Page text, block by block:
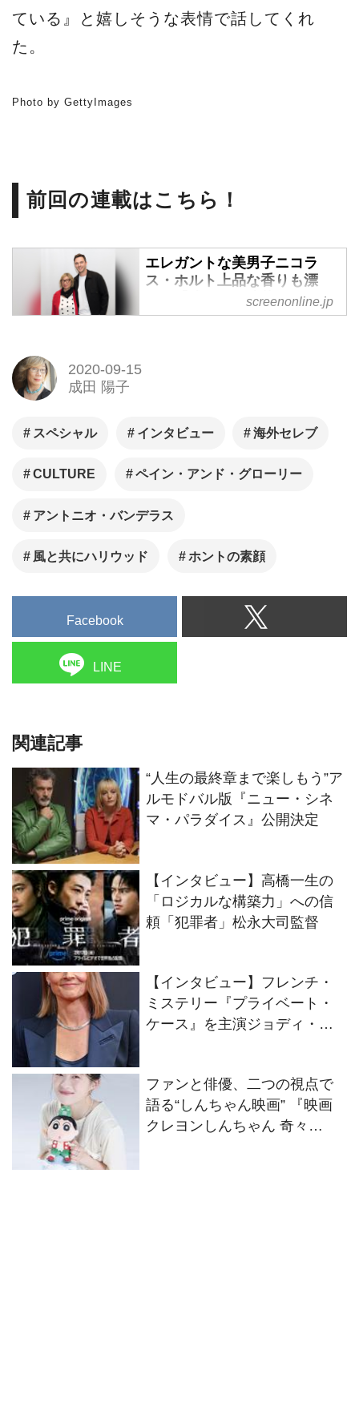
ている』と嬉しそうな表情で話してくれ
た。
Photo by GettyImages
前回の連載はこちら！
エレガントな美男子ニコラ
ス・ホルト上品な香りも漂
う…【成田陽子連載：あのス
ターが私に見せたホントの素
会っている時に、彼らの思わぬ
す。誰もが知りたい人気者たち
えする興味シンシンのコーナー
ス 怒りのデス・ロード」や主演
作「トールキン 旅のはじまり」
screenonline.jp
2020-09-15
成田 陽子
スペシャル インタビュー 海外セレブ
CULTURE ペイン・アンド・グローリー
アントニオ・バンデラス
風と共にハリウッド ホントの素顔
Facebook
LINE
関連記事
“人生の最終章まで楽しもう”ア
ルモドバル版『ニュー・シネ
マ・パラダイス』公開決定
【インタビュー】高橋一生の
「ロジカルな構築力」への信
頼「犯罪者」松永大司監督
【インタビュー】フレンチ・
ミステリー『プライベート・
ケース』を主演ジョディ・フ
ファンと俳優、二つの視点で
語る“しんちゃん映画” 『映画
クレヨンしんちゃん 奇々